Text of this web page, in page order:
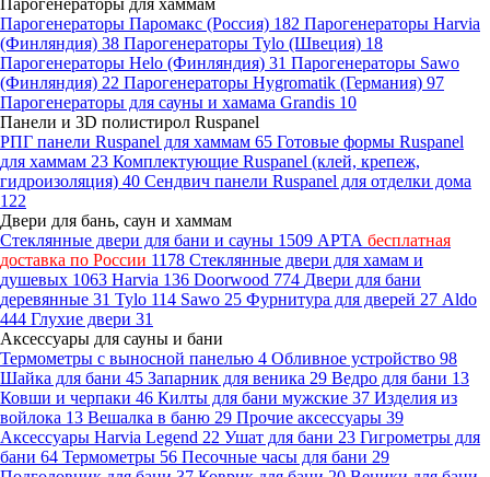
Парогенераторы для хаммам
Парогенераторы Паромакс (Россия) 182 Парогенераторы Harvia
(Финляндия) 38 Парогенераторы Tylo (Швеция) 18
Парогенераторы Helo (Финляндия) 31 Парогенераторы Sawo
(Финляндия) 22 Парогенераторы Hygromatik (Германия) 97
Парогенераторы для сауны и хамама Grandis 10
Панели и 3D полистирол Ruspanel
РПГ панели Ruspanel для хаммам 65 Готовые формы Ruspanel
для хаммам 23 Комплектующие Ruspanel (клей, крепеж,
гидроизоляция) 40 Сендвич панели Ruspanel для отделки дома
122
Двери для бань, саун и хаммам
Стеклянные двери для бани и сауны 1509 АРТА бесплатная
доставка по России 1178 Стеклянные двери для хамам и
душевых 1063 Harvia 136 Doorwood 774 Двери для бани
деревянные 31 Tylo 114 Sawo 25 Фурнитура для дверей 27 Aldo
444 Глухие двери 31
Аксессуары для сауны и бани
Термометры с выносной панелью 4 Обливное устройство 98
Шайка для бани 45 Запарник для веника 29 Ведро для бани 13
Ковши и черпаки 46 Килты для бани мужские 37 Изделия из
войлока 13 Вешалка в баню 29 Прочие аксессуары 39
Аксессуары Harvia Legend 22 Ушат для бани 23 Гигрометры для
бани 64 Термометры 56 Песочные часы для бани 29